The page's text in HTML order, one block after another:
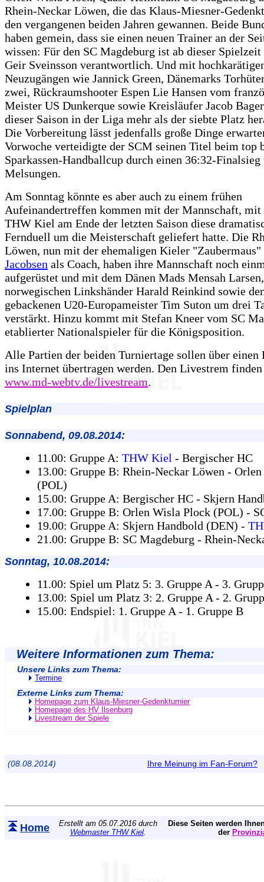
Rhein-Neckar Löwen, die das Klaus-Miesner-
den vergangenen beiden Jahren gewannen. Beide
haben gemein, dass sie einen neuen Trainer an der
wissen: Für den SC Magdeburg ist ab dieser
Geir Sveinsson verantwortlich. Und mit
Neuzugängen wie Jannick Green, Dänemarks
zwei, Rückraumshooter Espen Lie Hansen vom
Meister US Dunkerque sowie Kreisläufer Jacob
dieser Saison in der Liga mehr als der siebte Platz
Die Vorbereitung lässt jedenfalls große Dinge
Vorwoche verteidigte der SCM seinen Titel beim top
Sparkassen-Handballcup durch einen 36:32-Finalsieg
Melsungen.
Am Sonntag könnte es aber auch zu einem frühen
Aufeinandertreffen kommen mit der Mannschaft, mit
THW Kiel am Ende der letzten Saison diese
Fernduell um die Meisterschaft geliefert hatte. Die
Löwen, nun mit der ehemaligen Kieler "Zaubermaus"
Jacobsen als Coach, haben ihre Mannschaft noch
aufgerüstet und mit dem Dänen Mads Mensah
norwegischen Linkshänder Harald Reinkind sowie
gebackenen U20-Europameister Tim Suton um drei
verstärkt. Hinzu kommt mit Stefan Kneer vom SC
etablierter Nationalspieler für die Königsposition.
Alle Partien der beiden Turniertage sollen über einen
ins Internet übertragen werden. Den Livestrem
www.md-webtv.de/livestream.
Spielplan
Sonnabend, 09.08.2014:
11.00: Gruppe A: THW Kiel - Bergischer HC
13.00: Gruppe B: Rhein-Neckar Löwen -
(POL)
15.00: Gruppe A: Bergischer HC - Skjern
17.00: Gruppe B: Orlen Wisla Plock (POL) -
19.00: Gruppe A: Skjern Handbold (DEN) -
21.00: Gruppe B: SC Magdeburg - Rhein-
Sonntag, 10.08.2014:
11.00: Spiel um Platz 5: 3. Gruppe A - 3.
13.00: Spiel um Platz 3: 2. Gruppe A - 2.
15.00: Endspiel: 1. Gruppe A - 1. Gruppe B
Weitere Informationen zum Thema:
Unsere Links zum Thema:
Termine
Externe Links zum Thema:
Homepage zum Klaus-Miesner-Gedenkturnier
Homepage des HV Ilsenburg
Livestream der Spiele
(08.08.2014) Ihre Meinung im Fan-Forum?
Home
Erstellt am 05.07.2016 durch
Webmaster THW Kiel.
Diese Seiten werden
der